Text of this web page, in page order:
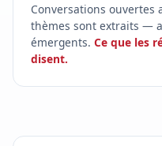
Conversations ouvertes
thèmes sont extraits —
émergents.Ce que les
disent.